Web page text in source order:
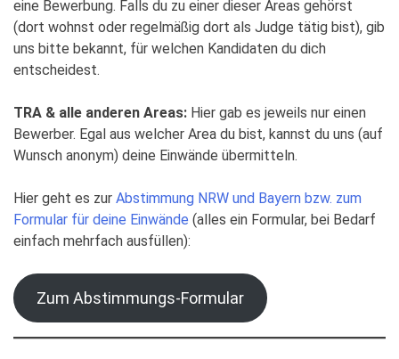
eine Bewerbung. Falls du zu einer dieser Areas gehörst
(dort wohnst oder regelmäßig dort als Judge tätig bist), gib
uns bitte bekannt, für welchen Kandidaten du dich
entscheidest.
TRA & alle anderen Areas: Hier gab es jeweils nur einen
Bewerber. Egal aus welcher Area du bist, kannst du uns (auf
Wunsch anonym) deine Einwände übermitteln.
Hier geht es zur Abstimmung NRW und Bayern bzw. zum
Formular für deine Einwände (alles ein Formular, bei Bedarf
einfach mehrfach ausfüllen):
Zum Abstimmungs-Formular